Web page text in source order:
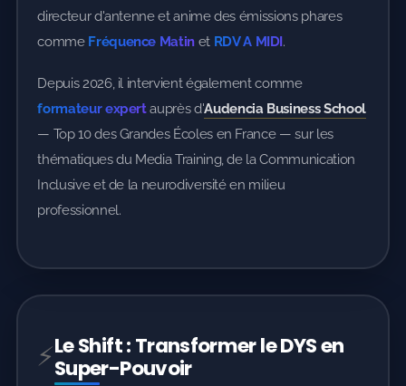
directeur d'antenne et anime des émissions phares
comme Fréquence Matin et RDV A MIDI.
Depuis 2026, il intervient également comme
formateur expertauprès d'Audencia Business School
— Top 10 des Grandes Écoles en France — sur les
thématiques du Media Training, de la Communication
Inclusive et de la neurodiversité en milieu
professionnel.
⚡Le Shift : Transformer le DYS en
Super-Pouvoir